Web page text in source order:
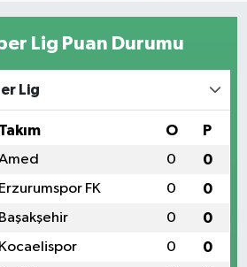
Lig Puan Durumu
Lig
Takım O P
0 0
Erzurumspor FK 0 0
Başakşehir 0 0
Kocaelispor 0 0